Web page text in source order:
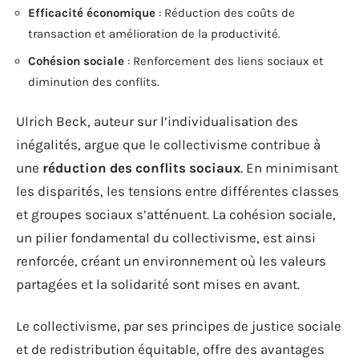
Efficacité économique : Réduction des coûts de
transaction et amélioration de la productivité.
Cohésion sociale : Renforcement des liens sociaux et
diminution des conflits.
Ulrich Beck, auteur sur l’individualisation des
inégalités, argue que le collectivisme contribue à
une réduction des conflits sociaux. En minimisant
les disparités, les tensions entre différentes classes
et groupes sociaux s’atténuent. La cohésion sociale,
un pilier fondamental du collectivisme, est ainsi
renforcée, créant un environnement où les valeurs
partagées et la solidarité sont mises en avant.
Le collectivisme, par ses principes de justice sociale
et de redistribution équitable, offre des avantages